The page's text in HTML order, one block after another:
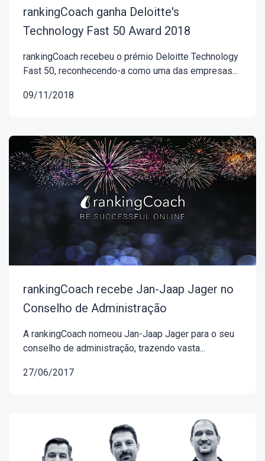
rankingCoach ganha Deloitte's
Technology Fast 50 Award 2018
rankingCoach recebeu o prémio Deloitte Technology
Fast 50, reconhecendo-a como uma das empresas...
09/11/2018
rankingCoach recebe Jan-Jaap Jager no
Conselho de Administração
A rankingCoach nomeou Jan-Jaap Jager para o seu
conselho de administração, trazendo vasta...
27/06/2017